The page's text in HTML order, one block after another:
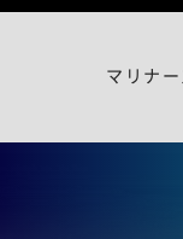
マリナー